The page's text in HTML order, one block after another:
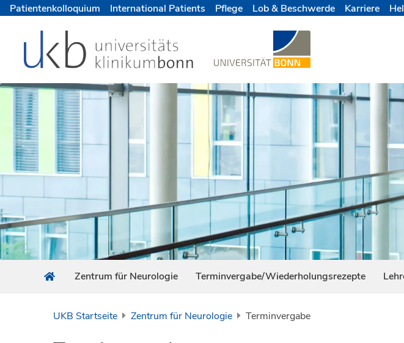
Patientenkolloquium International Patients Pflege Lob & Beschwerde Karriere
Zentrum für Neurologie Terminvergabe/Wiederholungsrezepte
UKB Startseite Zentrum für Neurologie Terminvergabe